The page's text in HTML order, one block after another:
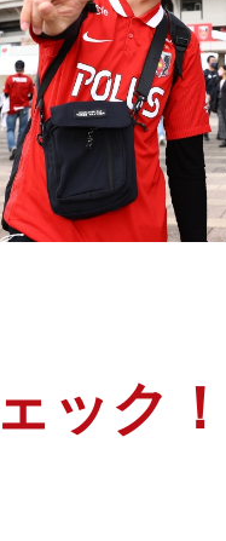
ック！